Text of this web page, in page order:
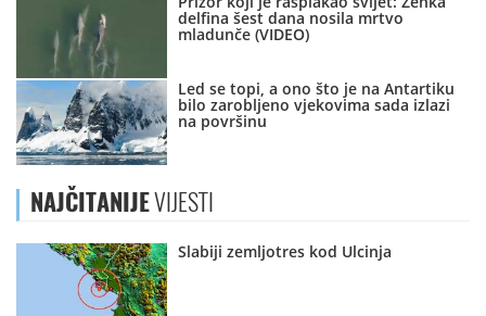
delfina šest dana nosila mrtvo
mladunče (VIDEO)
Led se topi, a ono što je na Antartiku
bilo zarobljeno vjekovima sada izlazi
na površinu
NAJČITANIJEVIJESTI
Slabiji zemljotres kod Ulcinja